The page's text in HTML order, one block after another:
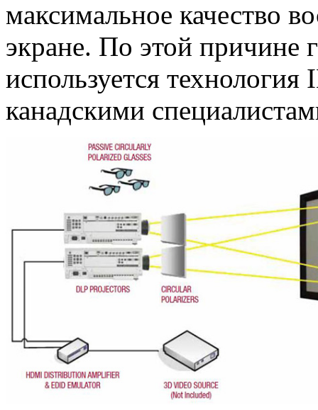
максимальное качество
экране. По этой причине
используется
канадскими